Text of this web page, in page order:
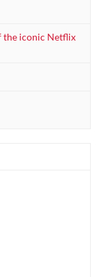
the iconic Netflix